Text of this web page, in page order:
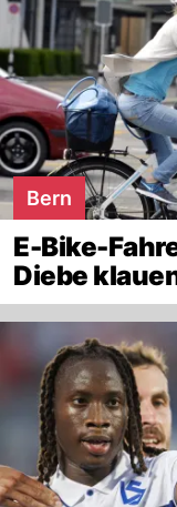
Bern
E-Bike-
Diebe